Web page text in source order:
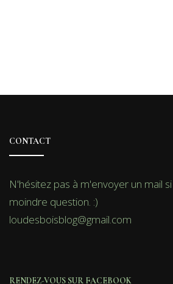
CONTACT
N'hésitez pas à m'envoyer un mail
moindre question. :)
loudesboisblog@gmail.com
RENDEZ-VOUS SUR FACEBOOK